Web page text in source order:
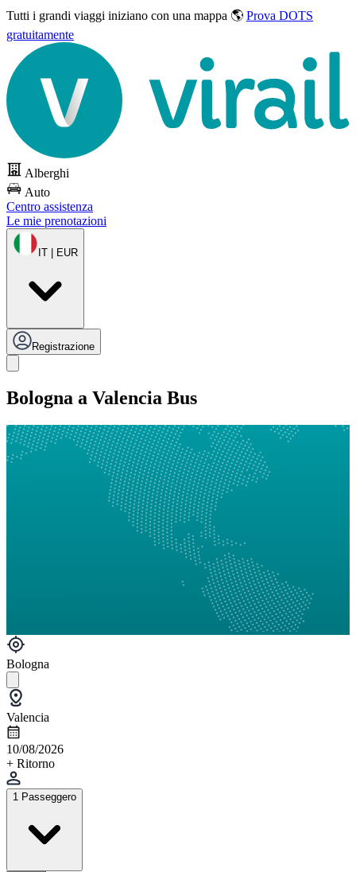
Tutti i grandi viaggi iniziano con una mappa 🌎 Prova DOTS
gratuitamente
Alberghi
Auto
Centro assistenza
Le mie prenotazioni
IT | EUR
Registrazione
Bologna a Valencia Bus
Bologna
Valencia
10/08/2026
+ Ritorno
1 Passeggero